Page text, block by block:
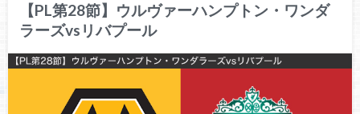
【PL第28節】ウルヴァーハンプトン・ワンダ
ラーズvsリバプール